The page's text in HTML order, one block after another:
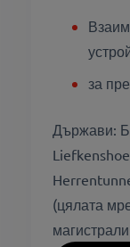
за
Държави:
(цялата